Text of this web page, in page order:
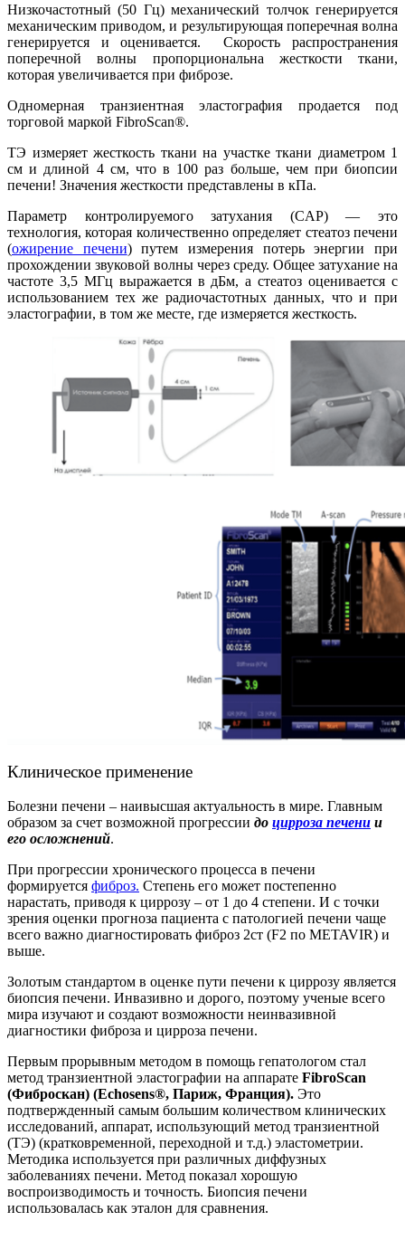
Низкочастотный (50 Гц) механический толчок генерируется
механическим приводом, и результирующая поперечная волна
генерируется и оценивается. Скорость распространения
поперечной волны пропорциональна жесткости ткани,
которая увеличивается при фиброзе.
Одномерная транзиентная эластография продается под
торговой маркой FibroScan®.
ТЭ измеряет жесткость ткани на участке ткани диаметром 1
см и длиной 4 см, что в 100 раз больше, чем при биопсии
печени! Значения жесткости представлены в кПа.
Параметр контролируемого затухания (CAP) — это
технология, которая количественно определяет стеатоз печени
(ожирение печени) путем измерения потерь энергии при
прохождении звуковой волны через среду. Общее затухание на
частоте 3,5 МГц выражается в дБм, а стеатоз оценивается с
использованием тех же радиочастотных данных, что и при
эластографии, в том же месте, где измеряется жесткость.
Клиническое применение
Болезни печени – наивысшая актуальность в мире. Главным
образом за счет возможной прогрессии до цирроза печени и
его осложнений.
При прогрессии хронического процесса в печени
формируется фиброз. Степень его может постепенно
нарастать, приводя к циррозу – от 1 до 4 степени. И с точки
зрения оценки прогноза пациента с патологией печени чаще
всего важно диагностировать фиброз 2ст (F2 по METAVIR) и
выше.
Золотым стандартом в оценке пути печени к циррозу является
биопсия печени. Инвазивно и дорого, поэтому ученые всего
мира изучают и создают возможности неинвазивной
диагностики фиброза и цирроза печени.
Первым прорывным методом в помощь гепатологом стал
метод транзиентной эластографии на аппарате FibroScan
(Фиброскан) (Echosens®, Париж, Франция). Это
подтвержденный самым большим количеством клинических
исследований, аппарат, использующий метод транзиентной
(ТЭ) (кратковременной, переходной и т.д.) эластометрии.
Методика используется при различных диффузных
заболеваниях печени. Метод показал хорошую
воспроизводимость и точность. Биопсия печени
использовалась как эталон для сравнения.